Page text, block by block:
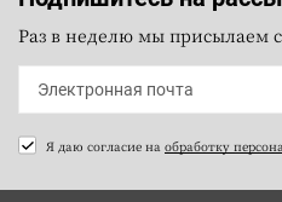
Раз в неделю мы присылаем
Я даю согласие на обработку